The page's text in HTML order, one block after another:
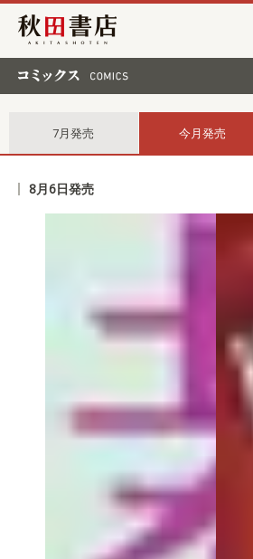
秋田書店
7月発売 今月発売
8月6日発売